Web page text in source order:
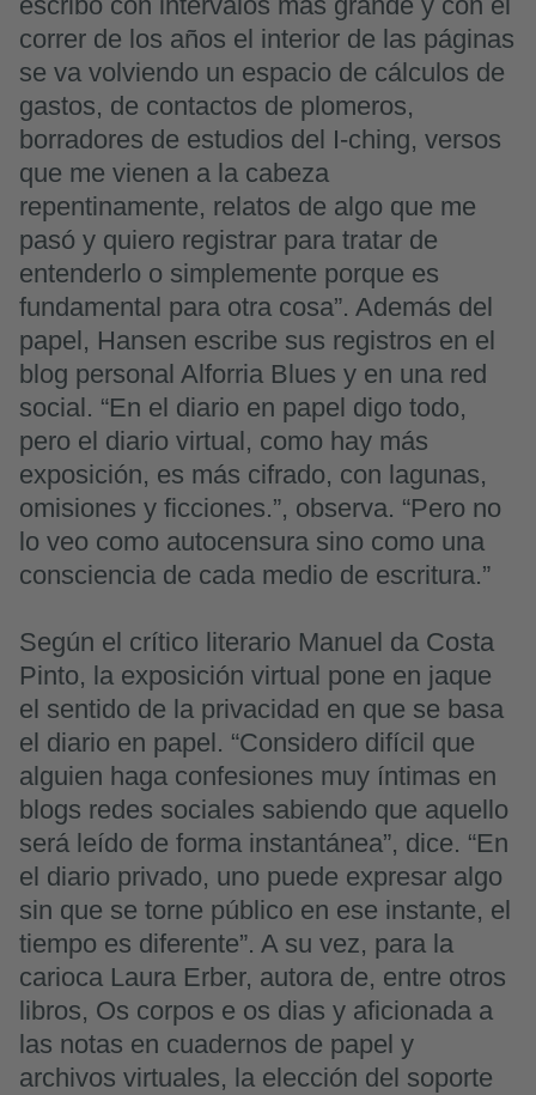
correr de los años el interior de las páginas
se va volviendo un espacio de cálculos de
gastos, de contactos de plomeros,
borradores de estudios del I-ching, versos
que me vienen a la cabeza
repentinamente, relatos de algo que me
pasó y quiero registrar para tratar de
entenderlo o simplemente porque es
fundamental para otra cosa”. Además del
papel, Hansen escribe sus registros en el
blog personal Alforria Blues y en una red
social. “En el diario en papel digo todo,
pero el diario virtual, como hay más
exposición, es más cifrado, con lagunas,
omisiones y ficciones.”, observa. “Pero no
lo veo como autocensura sino como una
consciencia de cada medio de escritura.”
Según el crítico literario Manuel da Costa
Pinto, la exposición virtual pone en jaque
el sentido de la privacidad en que se basa
el diario en papel. “Considero difícil que
alguien haga confesiones muy íntimas en
blogs redes sociales sabiendo que aquello
será leído de forma instantánea”, dice. “En
el diario privado, uno puede expresar algo
sin que se torne público en ese instante, el
tiempo es diferente”. A su vez, para la
carioca Laura Erber, autora de, entre otros
libros, Os corpos e os dias y aficionada a
las notas en cuadernos de papel y
archivos virtuales, la elección del soporte